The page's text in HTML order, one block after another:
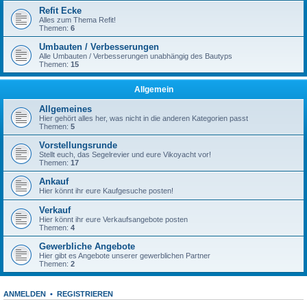
Refit Ecke
Alles zum Thema Refit!
Themen: 6
Umbauten / Verbesserungen
Alle Umbauten / Verbesserungen unabhängig des Bautyps
Themen: 15
Allgemein
Allgemeines
Hier gehört alles her, was nicht in die anderen Kategorien passt
Themen: 5
Vorstellungsrunde
Stellt euch, das Segelrevier und eure Vikoyacht vor!
Themen: 17
Ankauf
Hier könnt ihr eure Kaufgesuche posten!
Verkauf
Hier könnt ihr eure Verkaufsangebote posten
Themen: 4
Gewerbliche Angebote
Hier gibt es Angebote unserer gewerblichen Partner
Themen: 2
ANMELDEN • REGISTRIEREN